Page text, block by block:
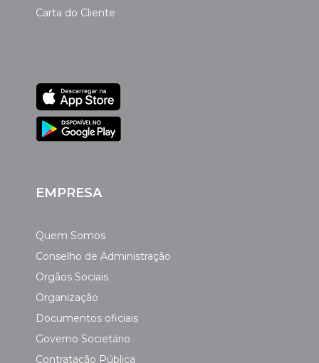
Carta do Cliente
EMPRESA
Quem Somos
Conselho de Administração
Orgãos Sociais
Organização
Documentos oficiais
Governo Societário
Contratação Pública